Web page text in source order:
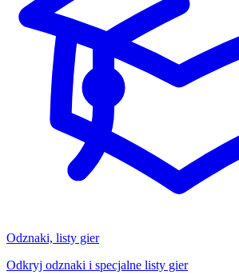
Odznaki, listy gier
Odkryj odznaki i specjalne listy gier